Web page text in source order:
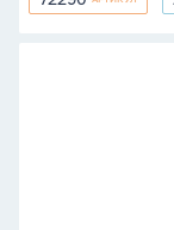
72290